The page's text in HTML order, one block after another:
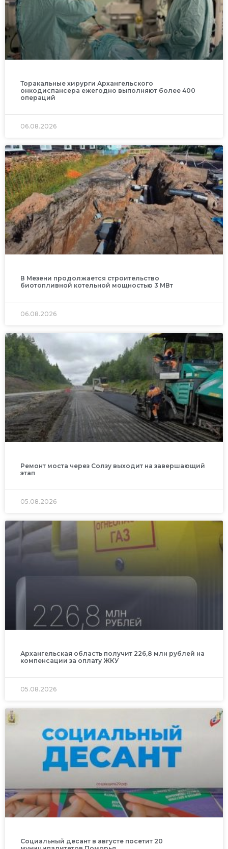
Торакальные хирурги Архангельского
онкодиспансера ежегодно выполняют более 400
операций
06.08.2026
В Мезени продолжается строительство
биотопливной котельной мощностью 3 МВт
06.08.2026
Ремонт моста через Солзу выходит на завершающий
этап
05.08.2026
Архангельская область получит 226,8 млн рублей на
компенсации за оплату ЖКУ
05.08.2026
Социальный десант в августе посетит 20